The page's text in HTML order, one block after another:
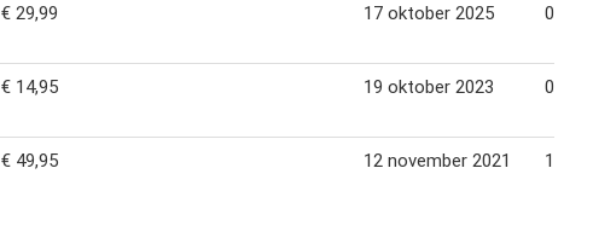
€ 29,99 17 oktober 2025 07
€ 14,95 19 oktober 2023 06
€ 49,95 12 november 2021 19